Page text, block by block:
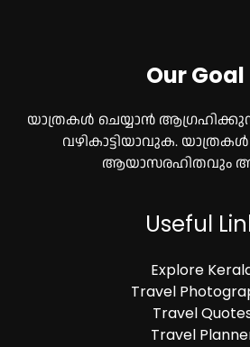
Our Goal
യാത്രകൾ ചെയ്യാൻ
വഴികാട്ടിയാവുക.
ആയാസരഹിതവും
Useful
Explore
Travel
Travel
Travel